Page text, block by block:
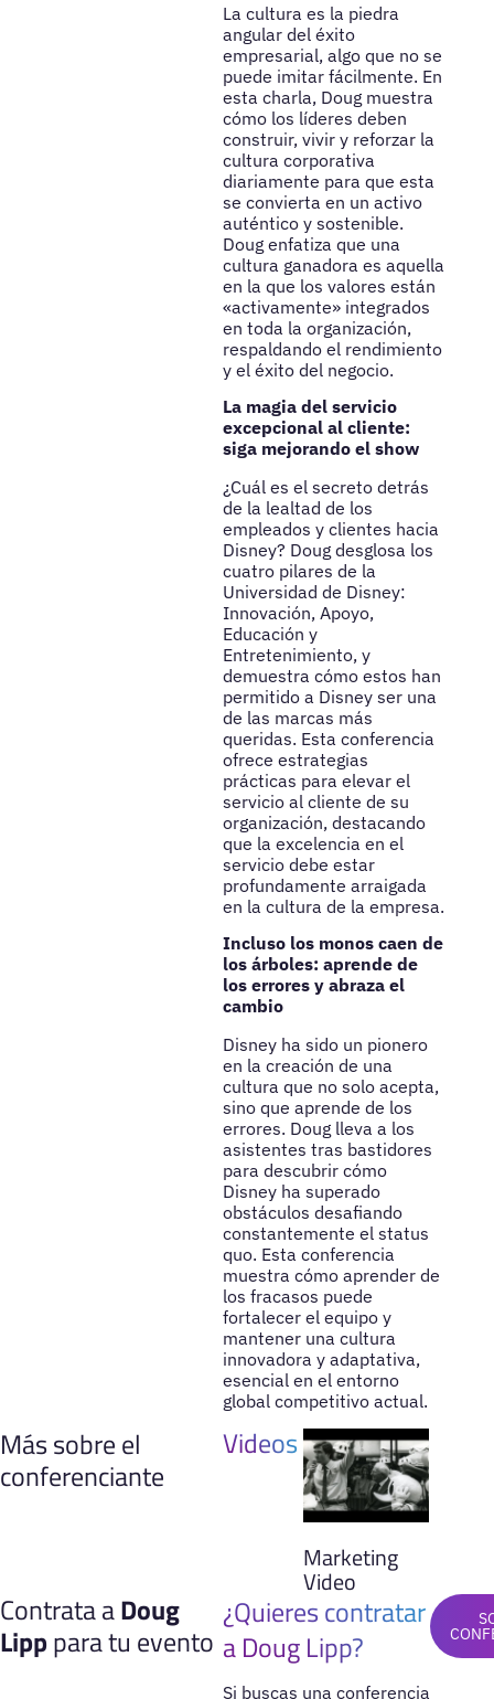
La cultura es la piedra
angular del éxito
empresarial, algo que no se
puede imitar fácilmente. En
esta charla, Doug muestra
cómo los líderes deben
construir, vivir y reforzar la
cultura corporativa
diariamente para que esta
se convierta en un activo
auténtico y sostenible.
Doug enfatiza que una
cultura ganadora es aquella
en la que los valores están
«activamente» integrados
en toda la organización,
respaldando el rendimiento
y el éxito del negocio.
La magia del servicio
excepcional al cliente:
siga mejorando el show
¿Cuál es el secreto detrás
de la lealtad de los
empleados y clientes hacia
Disney? Doug desglosa los
cuatro pilares de la
Universidad de Disney:
Innovación, Apoyo,
Educación y
Entretenimiento, y
demuestra cómo estos han
permitido a Disney ser una
de las marcas más
queridas. Esta conferencia
ofrece estrategias
prácticas para elevar el
servicio al cliente de su
organización, destacando
que la excelencia en el
servicio debe estar
profundamente arraigada
en la cultura de la empresa.
Incluso los monos caen de
los árboles: aprende de
los errores y abraza el
cambio
Disney ha sido un pionero
en la creación de una
cultura que no solo acepta,
sino que aprende de los
errores. Doug lleva a los
asistentes tras bastidores
para descubrir cómo
Disney ha superado
obstáculos desafiando
constantemente el status
quo. Esta conferencia
muestra cómo aprender de
los fracasos puede
fortalecer el equipo y
mantener una cultura
innovadora y adaptativa,
esencial en el entorno
global competitivo actual.
Más sobre el
conferenciante
Videos
Marketing
Video
Contrata aDoug
Lipppara tu evento
¿Quieres contratar
a Doug Lipp?
Si buscas una conferencia